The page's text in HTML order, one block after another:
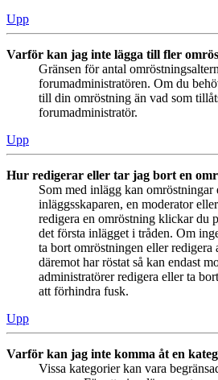
Upp
Varför kan jag inte lägga till fler
Gränsen för antal
forumadministratören. Om du
till din omröstning än vad som
forumadministratör.
Upp
Hur redigerar eller tar jag bort en
Som med inlägg kan omröstningar
inläggsskaparen, en moderator
redigera en omröstning klickar du
det första inlägget i tråden. Om
ta bort omröstningen eller redigera
däremot har röstat så kan endast
administratörer redigera eller ta
att förhindra fusk.
Upp
Varför kan jag inte komma åt en
Vissa kategorier kan vara